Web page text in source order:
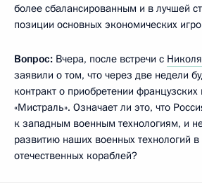
более сбалансированным и в лучшей
позиции основных экономических
Вопрос: Вчера, после встречи с
заявили о том, что через две недели
контракт о приобретении французских
«Мистраль». Означает ли это, что
к западным военным технологиям, и
развитию наших военных технологий
отечественных кораблей?